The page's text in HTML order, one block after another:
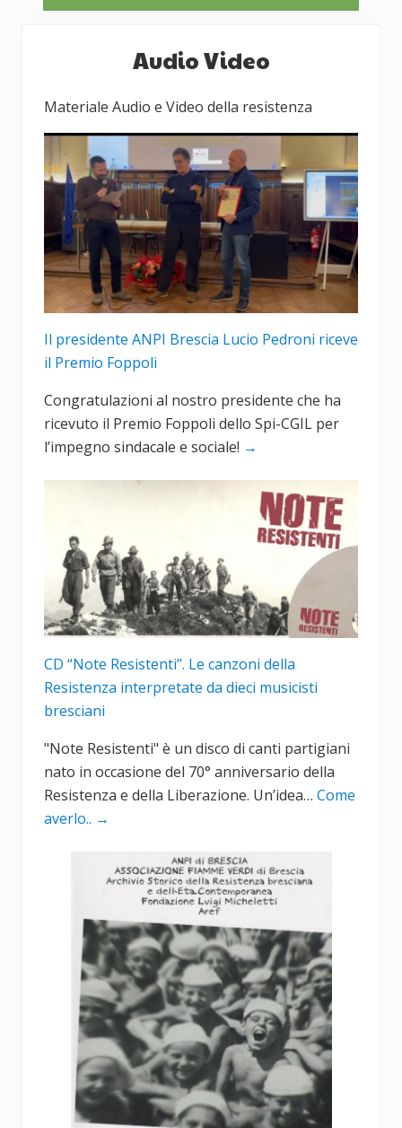
primaria
Audio Video
Materiale Audio e Video della resistenza
Il presidente ANPI Brescia Lucio Pedroni riceve
il Premio Foppoli
Congratulazioni al nostro presidente che ha
ricevuto il Premio Foppoli dello Spi-CGIL per
l’impegno sindacale e sociale! →
CD “Note Resistenti”. Le canzoni della
Resistenza interpretate da dieci musicisti
bresciani
"Note Resistenti" è un disco di canti partigiani
nato in occasione del 70° anniversario della
Resistenza e della Liberazione. Un’idea… Come
averlo.. →